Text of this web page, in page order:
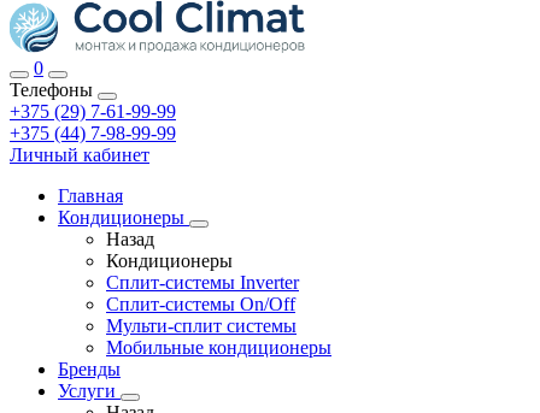
0
Телефоны
+375 (29) 7-61-99-99
+375 (44) 7-98-99-99
Личный кабинет
Главная
Кондиционеры
Назад
Кондиционеры
Сплит-системы Inverter
Сплит-системы On/Off
Мульти-сплит системы
Мобильные кондиционеры
Бренды
Услуги